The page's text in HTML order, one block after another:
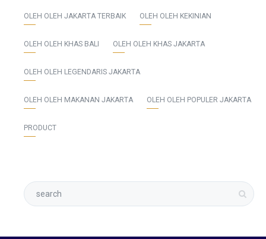
OLEH OLEH JAKARTA TERBAIK OLEH OLEH KEKINIAN
OLEH OLEH KHAS BALI OLEH OLEH KHAS JAKARTA
OLEH OLEH LEGENDARIS JAKARTA
OLEH OLEH MAKANAN JAKARTA OLEH OLEH POPULER JAKARTA
PRODUCT